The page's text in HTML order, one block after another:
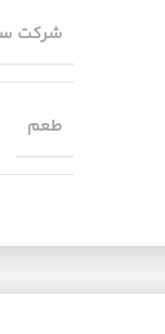
شرکت
طعم